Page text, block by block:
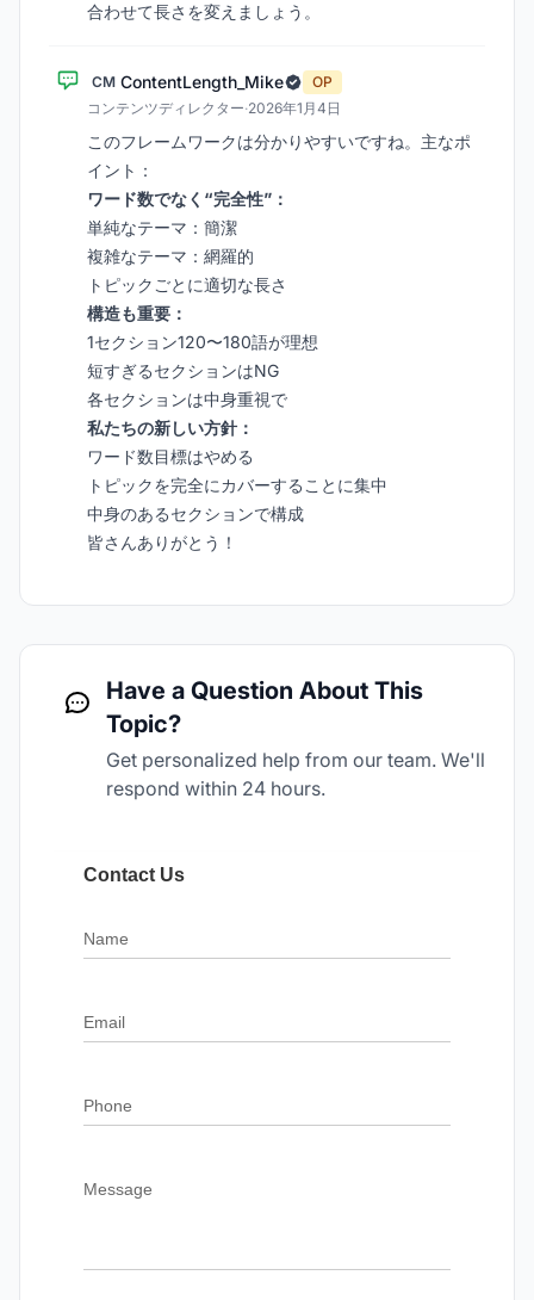
合わせて長さを変えましょう。
CM ContentLength_Mike
OP
コンテンツディレクター·2026年1月4日
このフレームワークは分かりやすいですね。主なポ
イント：
ワード数でなく“完全性”：
単純なテーマ：簡潔
複雑なテーマ：網羅的
トピックごとに適切な長さ
構造も重要：
1セクション120〜180語が理想
短すぎるセクションはNG
各セクションは中身重視で
私たちの新しい方針：
ワード数目標はやめる
トピックを完全にカバーすることに集中
中身のあるセクションで構成
皆さんありがとう！
Have a Question About This
Topic?
Get personalized help from our team. We'll
respond within 24 hours.